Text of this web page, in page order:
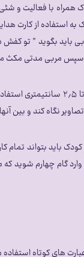
با فعالیت و
از کارت
باید بگوید ” تو
سپس مربی مدتی مکث
در این مرحله
نگاه کند و بین
۲۰ عدد افزایش دهید و
گام چهارم شوید که
های کوتاه